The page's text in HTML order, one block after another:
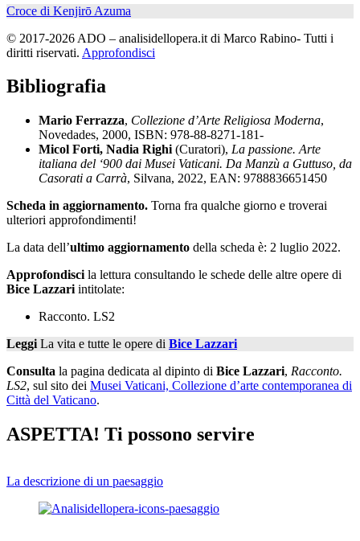
Croce di Kenjirō Azuma
© 2017-2026 ADO – analisidellopera.it di Marco Rabino- Tutti i
diritti riservati. Approfondisci
Bibliografia
Mario Ferrazza, Collezione d’Arte Religiosa Moderna,
Novedades, 2000, ISBN: 978-88-8271-181-
Micol Forti, Nadia Righi (Curatori), La passione. Arte
italiana del ‘900 dai Musei Vaticani. Da Manzù a Guttuso, da
Casorati a Carrà, Silvana, 2022, EAN: 9788836651450
Scheda in aggiornamento. Torna fra qualche giorno e troverai
ulteriori approfondimenti!
La data dell’ultimo aggiornamento della scheda è: 2 luglio 2022.
Approfondisci la lettura consultando le schede delle altre opere di
Bice Lazzari intitolate:
Racconto. LS2
Leggi La vita e tutte le opere di Bice Lazzari
Consulta la pagina dedicata al dipinto di Bice Lazzari, Racconto.
LS2, sul sito dei Musei Vaticani, Collezione d’arte contemporanea di
Città del Vaticano.
ASPETTA! Ti possono servire
La descrizione di un paesaggio